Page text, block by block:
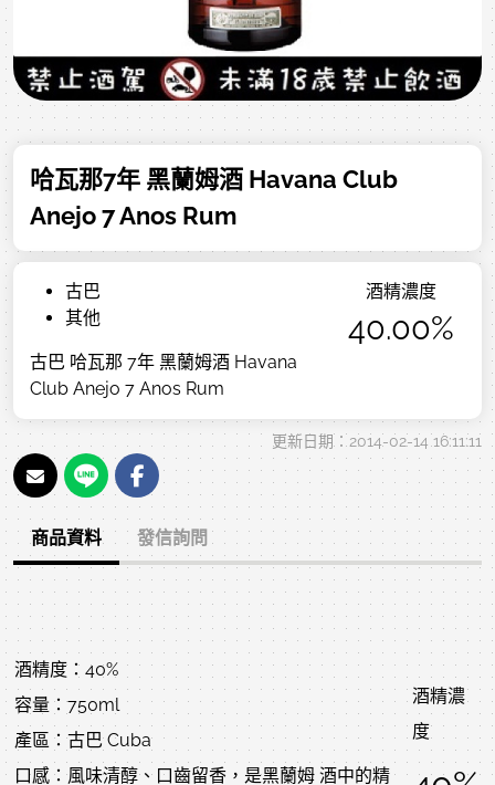
哈瓦那7年 黑蘭姆酒 Havana Club
Anejo 7 Anos Rum
古巴
其他
古巴 哈瓦那 7年 黑蘭姆酒 Havana
Club Anejo 7 Anos Rum
酒精濃度
40.00%
更新日期：2014-02-14 16:11:11
商品資料 發信詢問
酒精度：40%
容量：750ml
產區：古巴 Cuba
口感：風味清醇、口齒留香，是黑蘭姆 酒中的精
酒精濃
度